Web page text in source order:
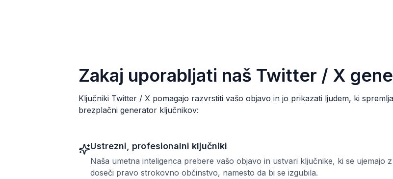
Zakaj uporabljati naš Twitter / X
Ključniki Twitter / X pomagajo razvrstiti vašo objavo in jo prikazati ljudem, ki
brezplačni generator ključnikov:
Ustrezni, profesionalni ključniki
Naša umetna inteligenca prebere vašo objavo in ustvari ključnike, ki se ujemajo
doseči pravo strokovno občinstvo, namesto da bi se izgubila.